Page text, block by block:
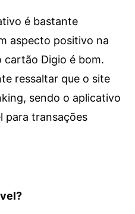
é bastante
aspecto positivo na
cartão Digio é bom.
ressaltar que o site
sendo o aplicativo
para transações